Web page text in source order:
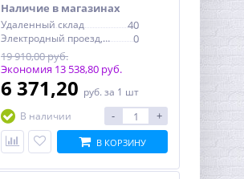
Наличие в магазинах
Удаленный склад 40
Электродный проезд, 6с1
0
19 910,00 руб.
Экономия 13 538,80 руб.
6 371,20 руб. за 1 шт
В наличии
- +
В КОРЗИНУ